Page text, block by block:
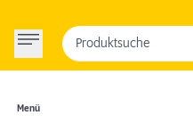
Menü
Produktsuche